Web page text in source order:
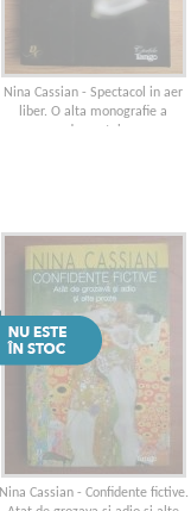
Nina Cassian - Spectacol in aer
liber. O alta monografie a
dragostei
Nina Cassian - Confidente fictive.